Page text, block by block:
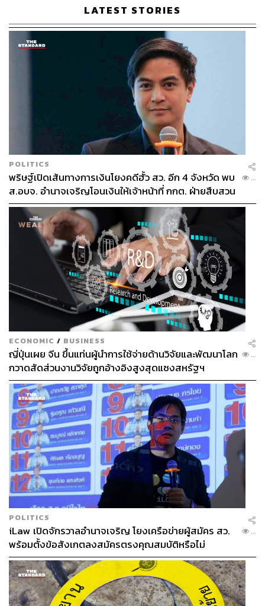
LATEST STORIES
POLITICS
พริษฐ์เปิดเส้นทางการเงินโยงคดีฮั้ว สว. อีก 4 จังหวัด พบ
ส.อบจ. อำนาจเจริญโอนเงินให้เจ้าหน้าที่ กกต. ฝ่ายสืบสวน
...
ECONOMIC / BUSINESS
ญี่ปุ่นเผย จีน ขึ้นแท่นผู้นำการใช้จ่ายด้านวิจัยและพัฒนาโลก
กวาดสัดส่วนงานวิจัยถูกอ้างอิงสูงสุดแซงสหรัฐฯ
...
POLITICS
iLaw เปิดจักรวาลอำนาจเจริญ โยงเครือข่ายผู้สมัคร สว.
พร้อมตั้งข้อสังเกตลงสมัครตรงคุณสมบัติหรือไม่
...